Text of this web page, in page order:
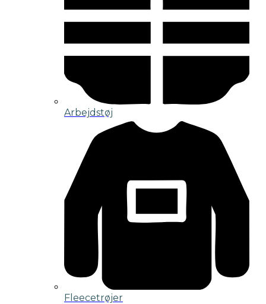
Arbejdstøj
Fleecetrøjer